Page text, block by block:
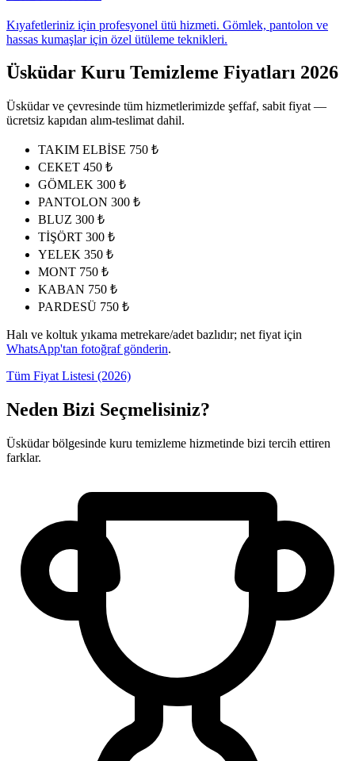
Kıyafetleriniz için profesyonel ütü hizmeti. Gömlek, pantolon ve
hassas kumaşlar için özel ütüleme teknikleri.
Üsküdar Kuru Temizleme Fiyatları 2026
Üsküdar ve çevresinde tüm hizmetlerimizde şeffaf, sabit fiyat —
ücretsiz kapıdan alım-teslimat dahil.
TAKIM ELBİSE 750 ₺
CEKET 450 ₺
GÖMLEK 300 ₺
PANTOLON 300 ₺
BLUZ 300 ₺
TİŞÖRT 300 ₺
YELEK 350 ₺
MONT 750 ₺
KABAN 750 ₺
PARDESÜ 750 ₺
Halı ve koltuk yıkama metrekare/adet bazlıdır; net fiyat için
WhatsApp'tan fotoğraf gönderin.
Tüm Fiyat Listesi (2026)
Neden Bizi Seçmelisiniz?
Üsküdar bölgesinde kuru temizleme hizmetinde bizi tercih ettiren
farklar.